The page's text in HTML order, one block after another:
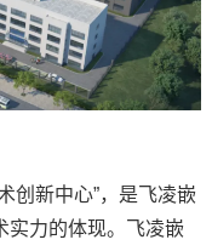
创新中心”，是飞凌嵌
力的体现。 飞凌嵌